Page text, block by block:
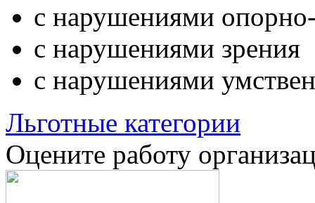
с нарушениями опорно-
с нарушениями зрения
с нарушениями
Льготные категории
Оцените работу